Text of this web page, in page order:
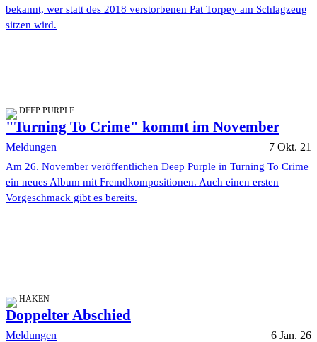
bekannt, wer statt des 2018 verstorbenen Pat Torpey am Schlagzeug
sitzen wird.
DEEP PURPLE
"Turning To Crime" kommt im November
Meldungen 7 Okt. 21
Am 26. November veröffentlichen Deep Purple in Turning To Crime
ein neues Album mit Fremdkompositionen. Auch einen ersten
Vorgeschmack gibt es bereits.
HAKEN
Doppelter Abschied
Meldungen 6 Jan. 26